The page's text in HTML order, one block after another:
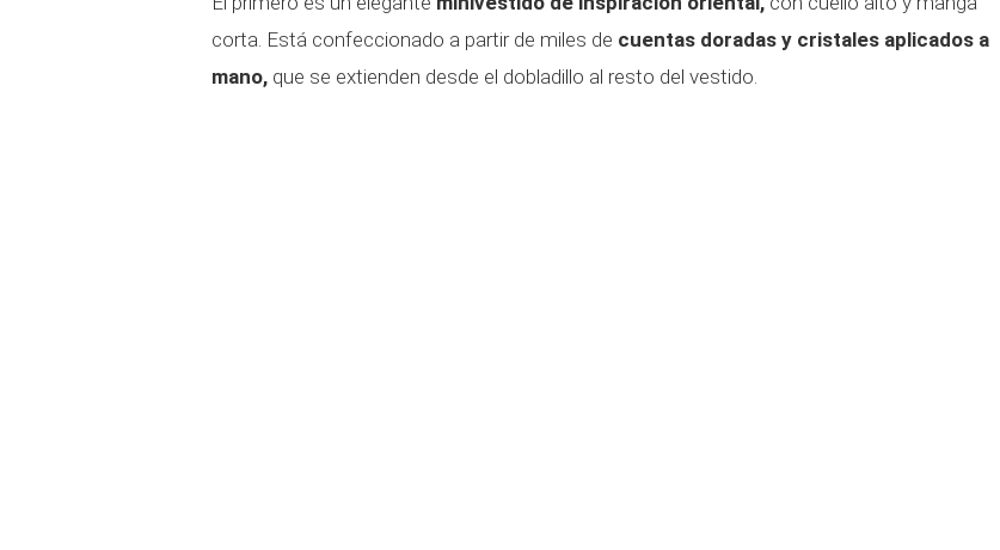
corta. Está confeccionado a partir de miles de cuentas doradas y cristales aplicados a
mano, que se extienden desde el dobladillo al resto del vestido.